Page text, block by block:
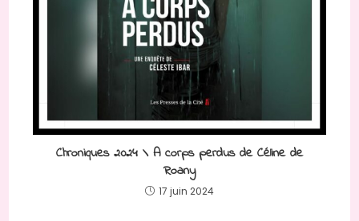
Chroniques 2024 \ A corps perdus de Céline de
Roany
17 juin 2024